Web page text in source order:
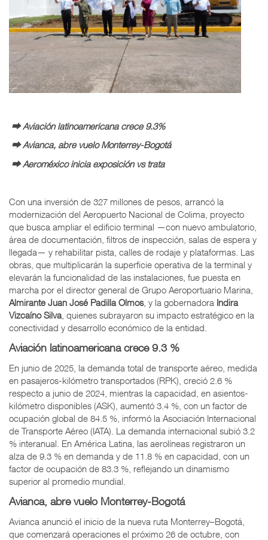
⮕ Aviación latinoamericana crece 9.3%
⮕ Avianca, abre vuelo Monterrey-Bogotá
⮕ Aeroméxico inicia exposición vs trata
Con una inversión de 327 millones de pesos, arrancó la
modernización del Aeropuerto Nacional de Colima, proyecto
que busca ampliar el edificio terminal —con nuevo ambulatorio,
área de documentación, filtros de inspección, salas de espera y
llegada— y rehabilitar pista, calles de rodaje y plataformas. Las
obras, que multiplicarán la superficie operativa de la terminal y
elevarán la funcionalidad de las instalaciones, fue puesta en
marcha por el director general de Grupo Aeroportuario Marina,
Almirante Juan José Padilla Olmos, y la gobernadora Indira
Vizcaíno Silva, quienes subrayaron su impacto estratégico en la
conectividad y desarrollo económico de la entidad.
Aviación latinoamericana crece 9.3 %
En junio de 2025, la demanda total de transporte aéreo, medida
en pasajeros-kilómetro transportados (RPK), creció 2.6 %
respecto a junio de 2024, mientras la capacidad, en asientos-
kilómetro disponibles (ASK), aumentó 3.4 %, con un factor de
ocupación global de 84.5 %, informó la Asociación Internacional
de Transporte Aéreo (IATA). La demanda internacional subió 3.2
% interanual. En América Latina, las aerolíneas registraron un
alza de 9.3 % en demanda y de 11.8 % en capacidad, con un
factor de ocupación de 83.3 %, reflejando un dinamismo
superior al promedio mundial.
Avianca, abre vuelo Monterrey-Bogotá
Avianca anunció el inicio de la nueva ruta Monterrey–Bogotá,
que comenzará operaciones el próximo 26 de octubre, con